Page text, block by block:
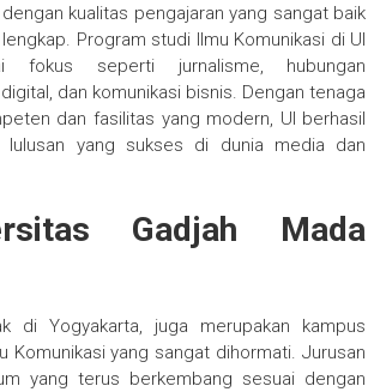
kualitas pengajaran yang sangat baik
Program studi Ilmu Komunikasi di UI
fokus seperti jurnalisme, hubungan
dan komunikasi bisnis. Dengan tenaga
dan fasilitas yang modern, UI berhasil
lulusan yang sukses di dunia media dan
Gadjah Mada
di Yogyakarta, juga merupakan kampus
Komunikasi yang sangat dihormati. Jurusan
yang terus berkembang sesuai dengan